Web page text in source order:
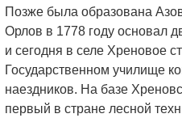
Позже была образована
Орлов в 1778 году основал
и сегодня в селе Хреновое
Государственном училище
наездников. На базе
первый в стране лесной